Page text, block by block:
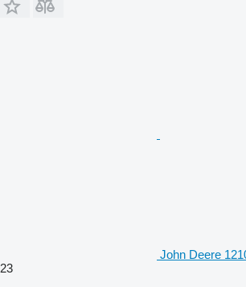
John Deere
23